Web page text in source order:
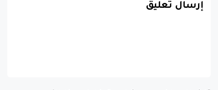
إرسال تعليق